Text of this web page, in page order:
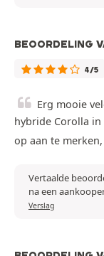
BEOORDELING
4/5
Erg mooie
hybride Corolla
op aan te
Vertaalde
na een
Verslag